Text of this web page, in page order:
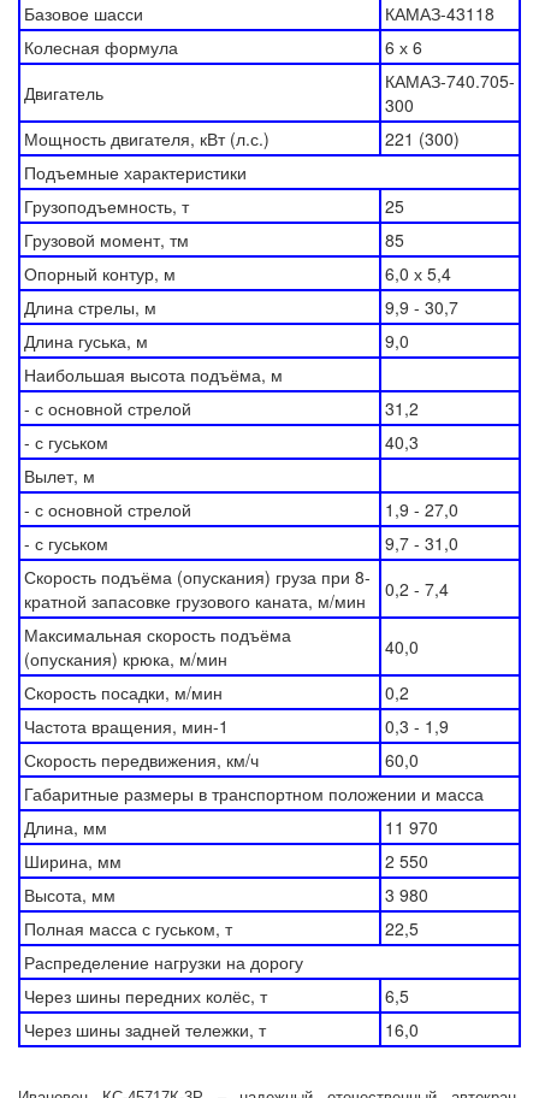
Базовое шасси
КАМАЗ-43118
Колесная формула
6 х 6
Двигатель
КАМАЗ-740.705-
300
Мощность двигателя, кВт (л.с.)
221 (300)
Подъемные характеристики
Грузоподъемность, т
25
Грузовой момент, тм
85
Опорный контур, м
6,0 х 5,4
Длина стрелы, м
9,9 - 30,7
Длина гуська, м
9,0
Наибольшая высота подъёма, м
- с основной стрелой
31,2
- с гуськом
40,3
Вылет, м
- с основной стрелой
1,9 - 27,0
- с гуськом
9,7 - 31,0
Скорость подъёма (опускания) груза при 8-
кратной запасовке грузового каната, м/мин
0,2 - 7,4
Максимальная скорость подъёма
(опускания) крюка, м/мин
40,0
Скорость посадки, м/мин
0,2
Частота вращения, мин-1
0,3 - 1,9
Скорость передвижения, км/ч
60,0
Габаритные размеры в транспортном положении и масса
Длина, мм
11 970
Ширина, мм
2 550
Высота, мм
3 980
Полная масса с гуськом, т
22,5
Распределение нагрузки на дорогу
Через шины передних колёс, т
6,5
Через шины задней тележки, т
16,0